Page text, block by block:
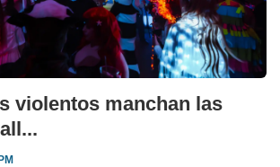
violentos manchan las